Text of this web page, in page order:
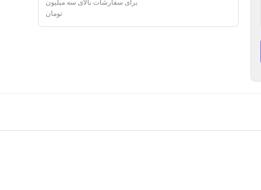
برای سفارشات بالای سه میلیون
تومان